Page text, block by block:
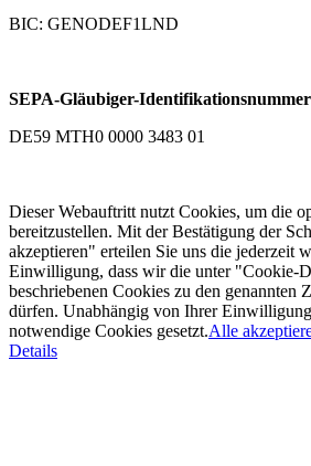
BIC: GENODEF1LND
SEPA-Gläubiger-Identifikationsnummer
DE59 MTH0 0000 3483 01
Dieser Webauftritt nutzt Cookies, um die
bereitzustellen. Mit der Bestätigung der
akzeptieren" erteilen Sie uns die jederzeit
Einwilligung, dass wir die unter "Cookie-
beschriebenen Cookies zu den genannten
dürfen. Unabhängig von Ihrer
notwendige Cookies gesetzt.Alle
Details